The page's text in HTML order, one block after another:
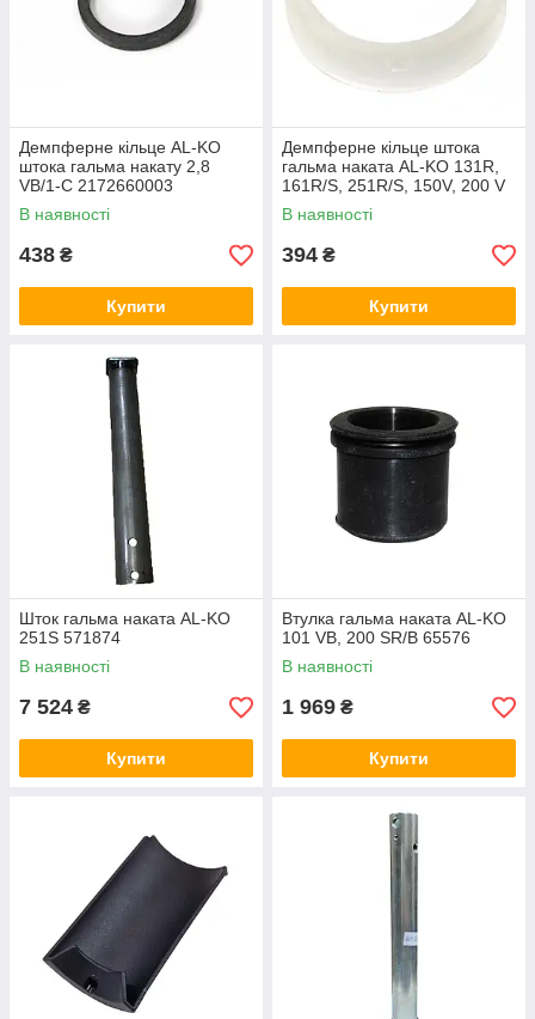
Демпферне кільце AL-KO
штока гальма накату 2,8
VB/1-C 2172660003
В наявності
438 ₴
Купити
Демпферне кільце штока
гальма наката AL-KO 131R,
161R/S, 251R/S, 150V, 200 V
371372
В наявності
394 ₴
Купити
Шток гальма наката AL-KO
251S 571874
В наявності
7 524 ₴
Купити
Втулка гальма наката AL-KO
101 VB, 200 SR/B 65576
В наявності
1 969 ₴
Купити